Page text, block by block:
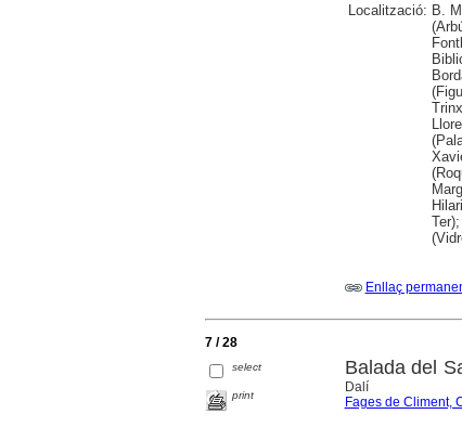
Localització: B.
Enllaç
7 / 28
select
print
Balada del
Dalí
Fages de Climent,